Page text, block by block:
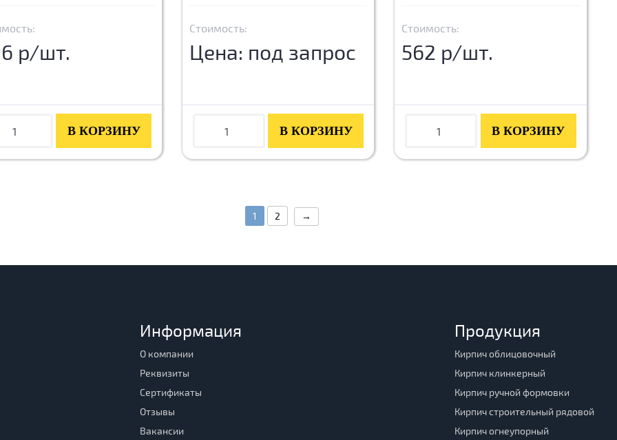
р/шт.
В КОРЗИНУ
Стоимость:
Цена: под запрос
В КОРЗИНУ
Стоимость:
562 р/шт.
В КОРЗИНУ
1 2 →
Информация
О компании
Реквизиты
Сертификаты
Отзывы
Вакансии
Продукция
Кирпич облицовочный
Кирпич клинкерный
Кирпич ручной формовки
Кирпич строительный рядовой
Кирпич огнеупорный